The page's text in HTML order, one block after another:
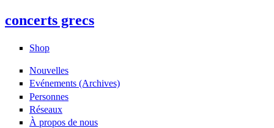
concerts grecs
Shop
Nouvelles
Evénements (Archives)
Personnes
Réseaux
À propos de nous